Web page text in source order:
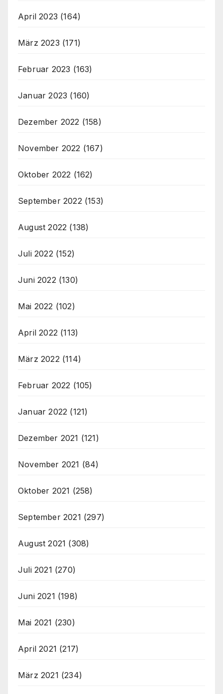
April 2023 (164)
März 2023 (171)
Februar 2023 (163)
Januar 2023 (160)
Dezember 2022 (158)
November 2022 (167)
Oktober 2022 (162)
September 2022 (153)
August 2022 (138)
Juli 2022 (152)
Juni 2022 (130)
Mai 2022 (102)
April 2022 (113)
März 2022 (114)
Februar 2022 (105)
Januar 2022 (121)
Dezember 2021 (121)
November 2021 (84)
Oktober 2021 (258)
September 2021 (297)
August 2021 (308)
Juli 2021 (270)
Juni 2021 (198)
Mai 2021 (230)
April 2021 (217)
März 2021 (234)